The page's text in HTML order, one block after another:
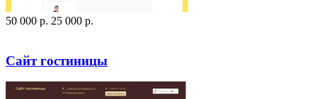
50 000 p. 25 000 p.
Сайт гостиницы